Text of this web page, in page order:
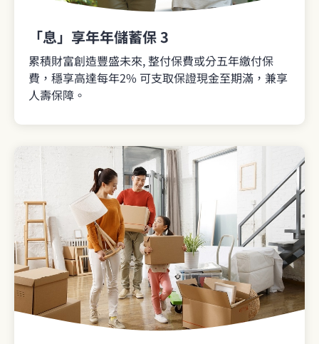
「息」享年年儲蓄保 3
累積財富創造豐盛未來, 整付保費或分五年繳付保
費，穩享高達每年2% 可支取保證現金至期滿，兼享
人壽保障。